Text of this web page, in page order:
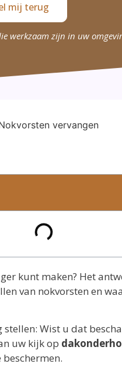
mij terug
werkzaam zijn in uw
kunt maken? Het
van nokvorsten en
Wist u dat
uw kijk op